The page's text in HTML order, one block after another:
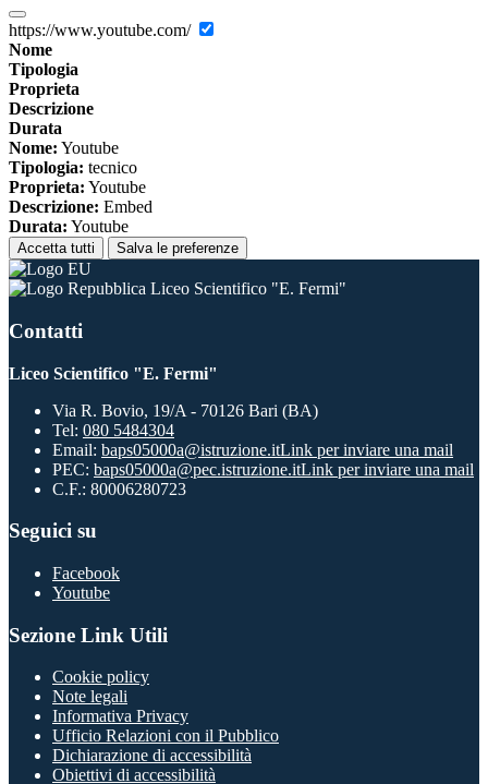
https://www.youtube.com/
Nome
Tipologia
Proprieta
Descrizione
Durata
Nome: Youtube
Tipologia: tecnico
Proprieta: Youtube
Descrizione: Embed
Durata: Youtube
Accetta tutti Salva le preferenze
Liceo Scientifico "E. Fermi"
Contatti
Liceo Scientifico "E. Fermi"
Via R. Bovio, 19/A - 70126 Bari (BA)
Tel: 080 5484304
Email: baps05000a@istruzione.itLink per inviare una mail
PEC: baps05000a@pec.istruzione.itLink per inviare una mail
C.F.: 80006280723
Seguici su
Facebook
Youtube
Sezione Link Utili
Cookie policy
Note legali
Informativa Privacy
Ufficio Relazioni con il Pubblico
Dichiarazione di accessibilità
Obiettivi di accessibilità